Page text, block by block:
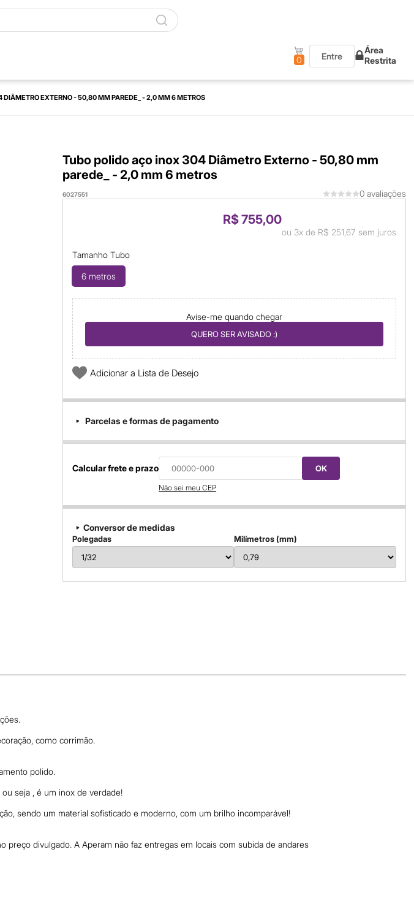
0 Entre
Área
Restrita
DIÂMETRO EXTERNO - 50,80 MM PAREDE_ - 2,0 MM 6 METROS
Tubo polido aço inox 304 Diâmetro Externo - 50,80 mm
parede_ - 2,0 mm 6 metros
6027551 0 avaliações
R$ 755,00
ou 3x de R$ 251,67 sem juros
Tamanho Tubo
6 metros
Avise-me quando chegar
QUERO SER AVISADO :)
Adicionar a Lista de Desejo
Parcelas e formas de pagamento
Calcular frete e prazo OK
Não sei meu CEP
Conversor de medidas
Polegadas Milímetros (mm)
como corrimão.
polido.
seja , é um inox de verdade!
sendo um material sofisticado e moderno, com um brilho incomparável!
divulgado. A Aperam não faz entregas em locais com subida de andares